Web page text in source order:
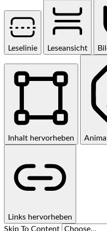
Leselinie Leseansicht
Inhalt hervorheben
Links hervorheben
Skip To Content